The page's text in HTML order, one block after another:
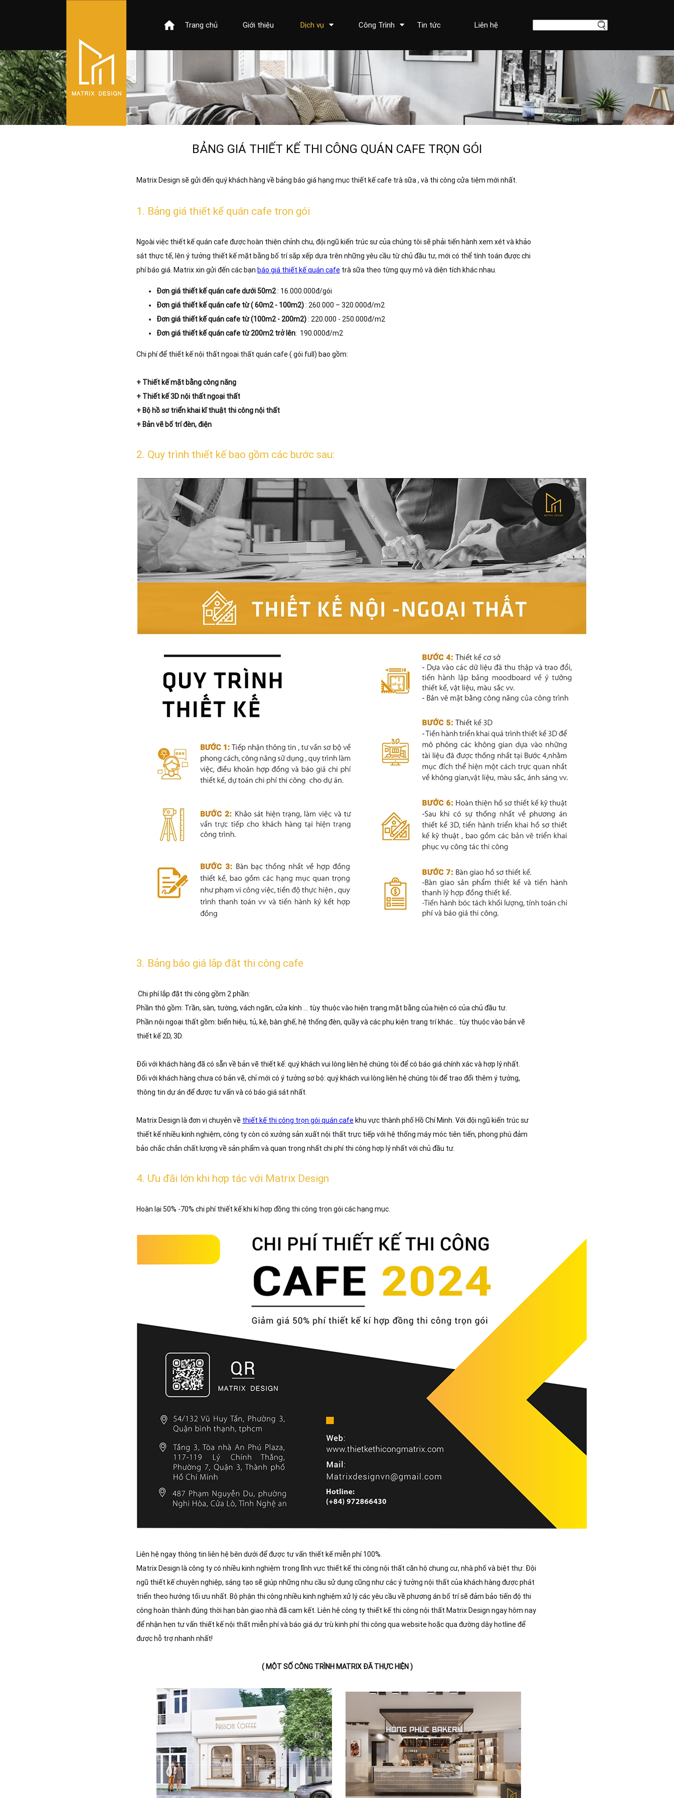
Trang chủ Giới thiệu Dịch vụ Công Trình Tin tức Liên hệ
BẢNG GIÁ THIẾT KẾ THI CÔNG QUÁN CAFE TRỌN GÓI
Matrix Design sẽ gửi đến quý khách hàng về bảng báo giá hạng mục thiết kế cafe trà sữa , và thi công cửa tiệm mới nhất.
1. Bảng giá thiết kế quán cafe trọn gói
Ngoài việc thiết kế quán cafe được hoàn thiện chỉnh chu, đội ngũ kiến trúc sư của chúng tôi sẽ phải tiến hành xem xét và khảo
sát thực tế, lên ý tưởng thiết kế mặt bằng bố trí sắp xếp dựa trên những yêu cầu từ chủ đầu tư, mới có thể tính toán được chi
phí báo giá. Matrix xin gửi đến các bạn báo giá thiết kế quán cafe trà sữa theo từng quy mô và diện tích khác nhau.
Đơn giá thiết kế quán cafe dưới 50m2: 16.000.000đ/gói
Đơn giá thiết kế quán cafe từ ( 60m2 - 100m2): 260.000 – 320.000đ/m2
Đơn giá thiết kế quán cafe từ (100m2 - 200m2): 220.000 - 250.000đ/m2
Đơn giá thiết kế quán cafe từ 200m2 trở lên: 190.000đ/m2
Chi phí để thiết kế nội thất ngoại thất quán cafe ( gói full) bao gồm:
+ Thiết kế mặt bằng công năng
+ Thiết kế 3D nội thất ngoại thất
+ Bộ hồ sơ triển khai kĩ thuật thi công nội thất
+ Bản vẽ bố trí đèn, điện
2. Quy trình thiết kế bao gồm các bước sau:
3. Bảng báo giá lắp đặt thi công cafe
Chi phí lắp đặt thi công gồm 2 phần:
Phần thô gồm: Trần, sàn, tường, vách ngăn, cửa kính ... tùy thuộc vào hiện trạng mặt bằng của hiện có của chủ đầu tư.
Phần nội ngoại thất gồm: biển hiệu, tủ, kệ, bàn ghế, hệ thống đèn, quầy và các phụ kiện trang trí khác... tùy thuộc vào bản vẽ
thiết kế 2D, 3D.
Đối với khách hàng đã có sẵn về bản vẽ thiết kế: quý khách vui lòng liên hệ chúng tôi để có báo giá chính xác và hợp lý nhất.
Đối với khách hàng chưa có bản vẽ, chỉ mới có ý tưởng sơ bộ: quý khách vui lòng liên hệ chúng tôi để trao đổi thêm ý tưởng,
thông tin dự án để được tư vấn và có báo giá sát nhất.
Matrix Design là đơn vị chuyên về thiết kế thi công trọn gói quán cafe khu vực thành phố Hồ Chí Minh. Với đội ngũ kiến trúc sư
thiết kế nhiều kinh nghiệm, công ty còn có xưởng sản xuất nội thất trực tiếp với hệ thống máy móc tiên tiến, phong phú đảm
bảo chắc chắn chất lượng về sản phẩm và quan trọng nhất chi phí thi công hợp lý nhất với chủ đầu tư.
4. Ưu đãi lớn khi hợp tác với Matrix Design
Hoàn lại 50% -70% chi phí thiết kế khi kí hợp đồng thi công trọn gói các hạng mục.
Liên hệ ngay thông tin liên hệ bên dưới để được tư vấn thiết kế miễn phí 100%.
Matrix Design là công ty có nhiều kinh nghiệm trong lĩnh vực thiết kế thi công nội thất căn hộ chung cư, nhà phố và biệt thự. Đội
ngũ thiết kế chuyên nghiệp, sáng tạo sẽ giúp những nhu cầu sử dụng cũng như các ý tưởng nội thất của khách hàng được phát
triển theo hướng tối ưu nhất. Bộ phận thi công nhiều kinh nghiệm xử lý các yêu cầu về phương án bố trí sẽ đảm bảo tiến độ thi
công hoàn thành đúng thời hạn bàn giao nhà đã cam kết. Liên hệ công ty thiết kế thi công nội thất Matrix Design ngay hôm nay
để nhận hẹn tư vấn thiết kế nội thất miễn phí và báo giá dự trù kinh phí thi công qua website hoặc qua đường dây hotline để
được hỗ trợ nhanh nhất!
( MỘT SỐ CÔNG TRÌNH MATRIX ĐÃ THỰC HIỆN )